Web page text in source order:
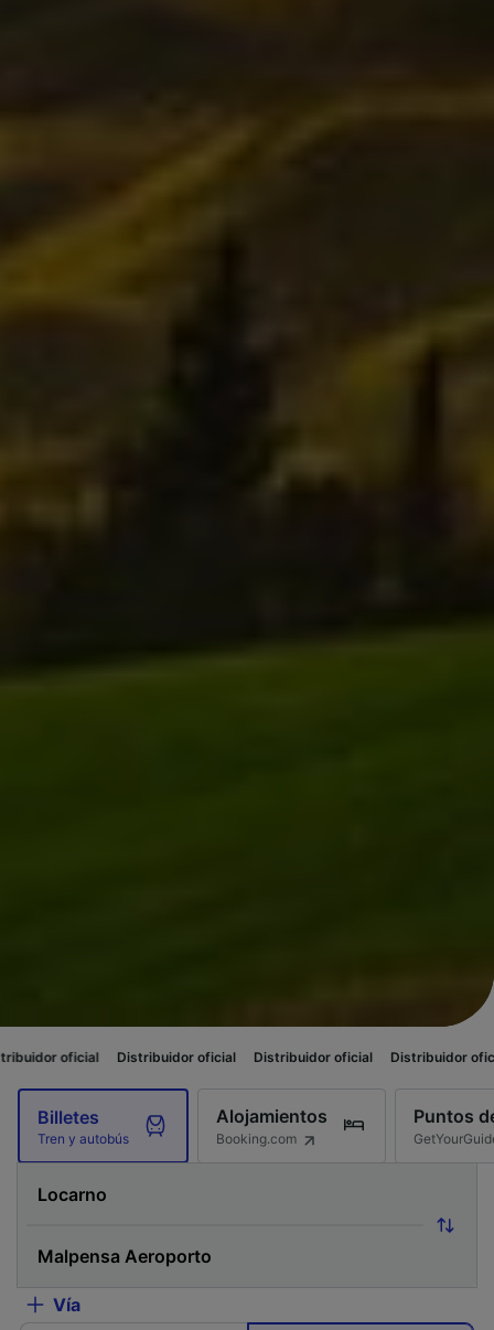
Distribuidor oficial Distribuidor oficial Distribuidor oficial
Billetes
Tren y autobús
Alojamientos
Booking.com
Puntos
Vía